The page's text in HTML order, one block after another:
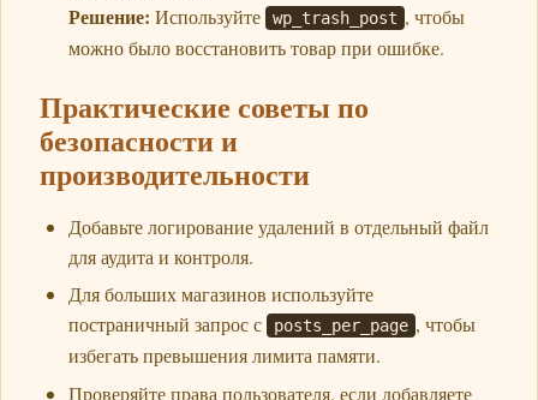
Решение: Используйте wp_trash_post , чтобы
можно было восстановить товар при ошибке.
Практические советы по
безопасности и
производительности
Добавьте логирование удалений в отдельный файл
для аудита и контроля.
Для больших магазинов используйте
постраничный запрос с
posts_per_page , чтобы
избегать превышения лимита памяти.
Проверяйте права пользователя, если добавляете